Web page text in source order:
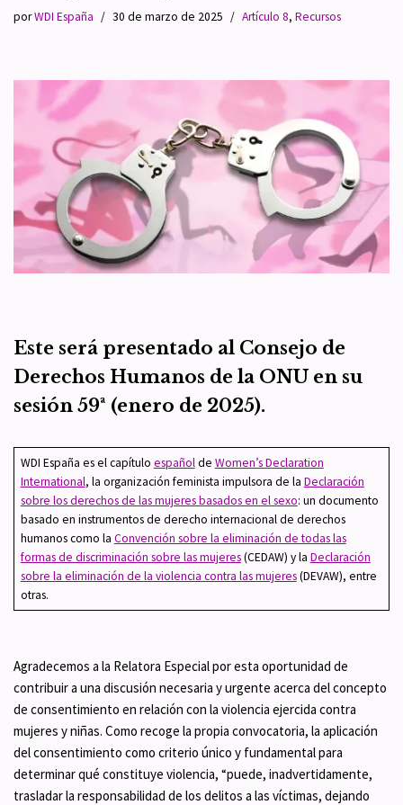
porWDI España 30 de marzo de 2025 Artículo 8, Recursos
Este será presentado al Consejo de
Derechos Humanos de la ONU en su
sesión 59ª (enero de 2025).
WDI España es el capítulo españolde Women’s Declaration
International, la organización feminista impulsora de la Declaración
sobre los derechos de las mujeres basados en el sexo: un documento
basado en instrumentos de derecho internacional de derechos
humanos como la Convención sobre la eliminación de todas las
formas de discriminación sobre las mujeres(CEDAW) y la Declaración
sobre la eliminación de la violencia contra las mujeres(DEVAW), entre
otras.
Agradecemos a la Relatora Especial por esta oportunidad de
contribuir a una discusión necesaria y urgente acerca del concepto
de consentimiento en relación con la violencia ejercida contra
mujeres y niñas. Como recoge la propia convocatoria, la aplicación
del consentimiento como criterio único y fundamental para
determinar qué constituye violencia, “puede, inadvertidamente,
trasladar la responsabilidad de los delitos a las víctimas, dejando